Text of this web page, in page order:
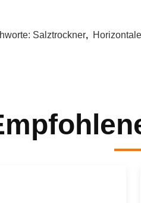
Salztrockner,